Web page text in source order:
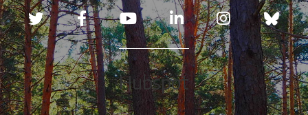
Redes sociales
Hubspot